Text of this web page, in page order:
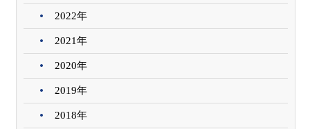
2022年
2021年
2020年
2019年
2018年